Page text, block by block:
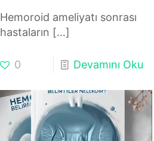
Hemoroid ameliyatı sonrası
hastaların […]
0 Devamını Oku